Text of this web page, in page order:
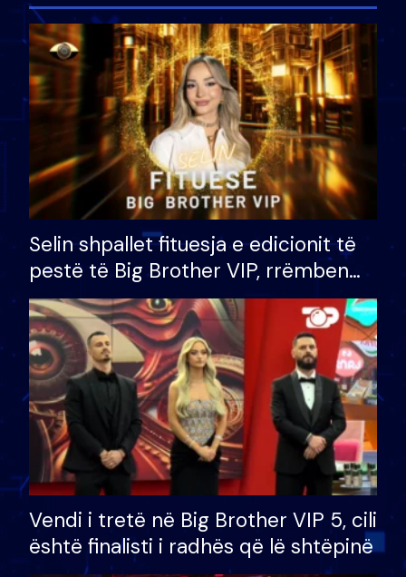
Selin shpallet fituesja e edicionit të
pestë të Big Brother VIP, rrëmben
çmimin e madh prej 100 mijë eurosh
Vendi i tretë në Big Brother VIP 5, cili
është finalisti i radhës që lë shtëpinë